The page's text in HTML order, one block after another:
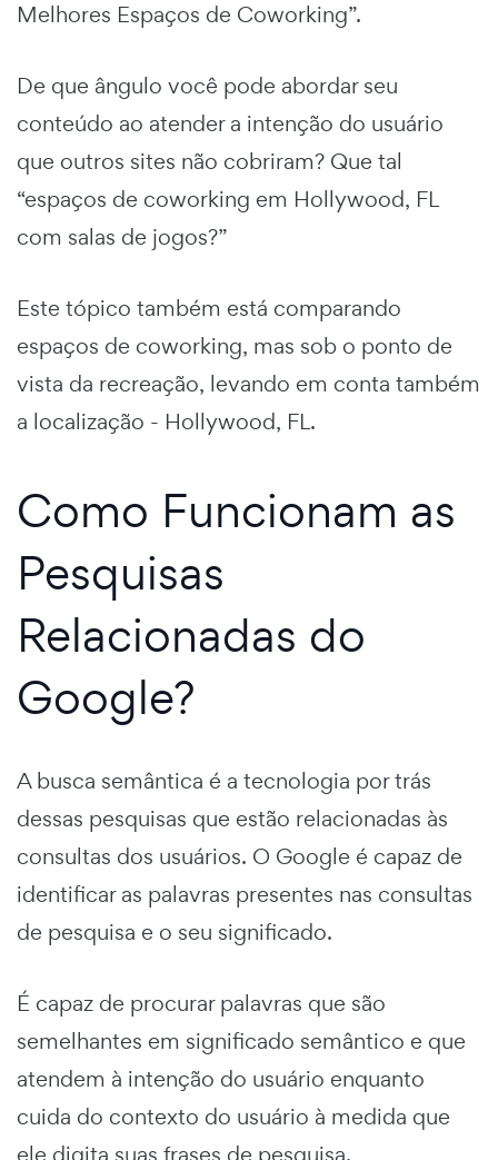
Melhores Espaços de Coworking”.
De que ângulo você pode abordar seu
conteúdo ao atender a intenção do usuário
que outros sites não cobriram? Que tal
“espaços de coworking em Hollywood, FL
com salas de jogos?”
Este tópico também está comparando
espaços de coworking, mas sob o ponto de
vista da recreação, levando em conta também
a localização - Hollywood, FL.
Como Funcionam as
Pesquisas
Relacionadas do
Google?
A busca semântica é a tecnologia por trás
dessas pesquisas que estão relacionadas às
consultas dos usuários. O Google é capaz de
identificar as palavras presentes nas consultas
de pesquisa e o seu significado.
É capaz de procurar palavras que são
semelhantes em significado semântico e que
atendem à intenção do usuário enquanto
cuida do contexto do usuário à medida que
ele digita suas frases de pesquisa.